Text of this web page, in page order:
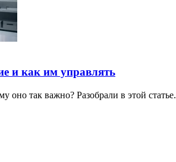
и как им управлять
оно так важно? Разобрали в этой статье.